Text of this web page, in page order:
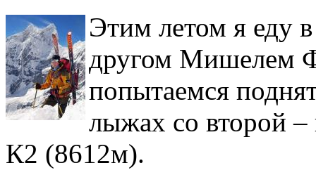
Этим летом я еду
другом Мишелем
попытаемся
лыжах со второй
К2 (8612м).